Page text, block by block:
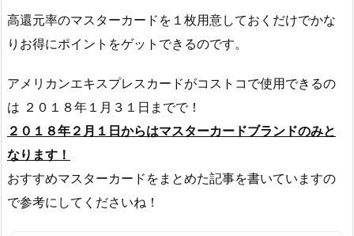
高還元率のマスターカードを１枚用意しておくだけでかな
りお得にポイントをゲットできるのです。
アメリカンエキスプレスカードがコストコで使用できるの
は ２０１８年１月３１日までで！
２０１８年２月１日からはマスターカードブランドのみと
なります！
おすすめマスターカードをまとめた記事を書いていますの
で参考にしてくださいね！